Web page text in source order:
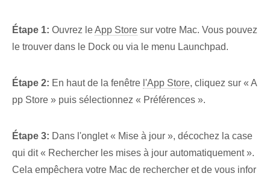
Étape 1: Ouvrez le‍App Store sur votre Mac. Vous pouvez
le trouver dans le Dock ou via le menu Launchpad.
Étape 2: En haut de la fenêtre l'App Store, cliquez sur « A
pp Store » ⁣puis sélectionnez « Préférences ».
Étape 3: Dans l'onglet « Mise à jour », décochez la case
qui dit⁤ « Rechercher les mises à jour automatiquement ».‌
Cela empêchera votre Mac de rechercher et de vous infor